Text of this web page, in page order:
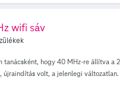
mondjuk javítanák… Vagy ha
wifi sáv
hogy 40 MHz-re állítva
volt, a jelenlegi